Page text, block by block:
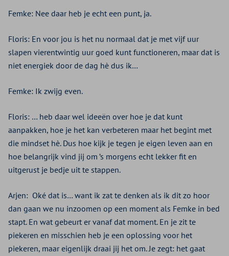
Femke: Nee daar heb je echt een punt, ja.
Floris: En voor jou is het nu normaal dat je met vijf uur
slapen vierentwintig uur goed kunt functioneren, maar dat is
niet energiek door de dag hè dus ik…
Femke: Ik zwijg even.
Floris: … heb daar wel ideeën over hoe je dat kunt
aanpakken, hoe je het kan verbeteren maar het begint met
die mindset hè. Dus hoe kijk je tegen je eigen leven aan en
hoe belangrijk vind jij om ’s morgens echt lekker fit en
uitgerust je bedje uit te stappen.
Arjen: Oké dat is… want ik zat te denken als ik dit zo hoor
dan gaan we nu inzoomen op een moment als Femke in bed
stapt. En wat gebeurt er vanaf dat moment. En je zit te
piekeren en misschien heb je een oplossing voor het
piekeren, maar eigenlijk draai jij het om. Je zegt: het gaat